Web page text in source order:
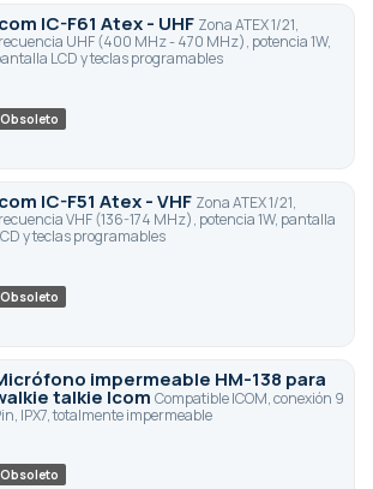
IC-F61 Atex - UHF Zona ATEX 1/21,
UHF (400 MHz - 470 MHz), potencia 1W,
LCD y teclas programables
Obsoleto
IC-F51 Atex - VHF Zona ATEX 1/21,
VHF (136-174 MHz), potencia 1W, pantalla
y teclas programables
Obsoleto
impermeable HM-138 para
talkie Icom Compatible ICOM, conexión 9
IPX7, totalmente impermeable
Obsoleto